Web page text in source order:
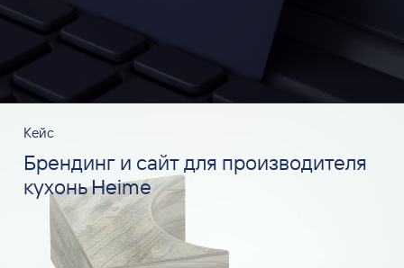
Кейс
Брендинг и сайт для производителя
кухонь Heime